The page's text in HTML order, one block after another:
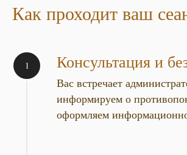
Как проходит ваш
Консультация и
Вас встречает
информируем о
оформляем